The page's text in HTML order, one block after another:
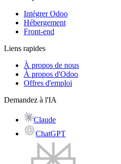
Intégrer Odoo
Hébergement
Front-end
Liens rapides
À propos de nous
À propos d'Odoo
Offres d'emploi
Demandez à l'IA
Claude
ChatGPT